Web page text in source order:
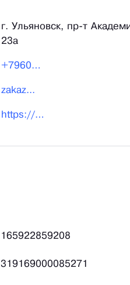
г. Ульяновск, пр-т
23а
+79600...
zakaz...
https://pruzhiny-na-zakaz.ru/
165922859208
319169000085271